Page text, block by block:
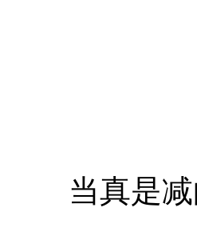
当真是减